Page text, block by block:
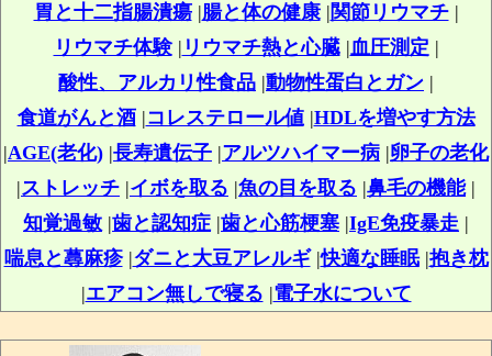
胃と十二指腸潰瘍|腸と体の健康|関節リウマチ|
リウマチ体験| リウマチ熱と心臓|血圧測定 |
酸性、アルカリ性食品 |動物性蛋白とガン |
食道がんと酒|コレステロール値|HDLを増やす方法
|AGE(老化) |長寿遺伝子 |アルツハイマー病 |卵子の老化
|ストレッチ |イボを取る |魚の目を取る |鼻毛の機能|
知覚過敏 |歯と認知症 |歯と心筋梗塞 |IgE免疫暴走 |
喘息と蕁麻疹|ダニと大豆アレルギ|快適な睡眠|抱き枕
|エアコン無しで寝る |電子水について